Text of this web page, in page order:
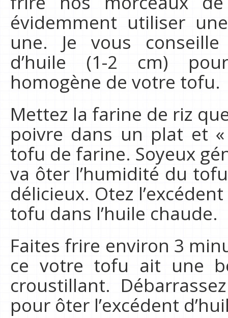
évidemment utiliser
une. Je vous
d’huile (1-2 cm)
homogène de votre tofu.
Mettez la farine de riz
poivre dans un plat et
tofu de farine. Soyeux
va ôter l’humidité du
délicieux. Otez
tofu dans l’huile chaude.
Faites frire environ 3
ce votre tofu ait une
croustillant.
pour ôter l’excédent